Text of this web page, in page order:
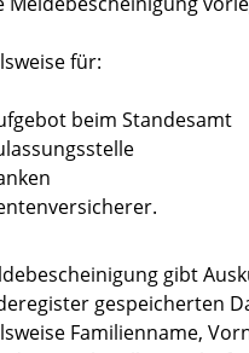
für:
beim Standesamt
gibt
gespeicherten
Familienname,